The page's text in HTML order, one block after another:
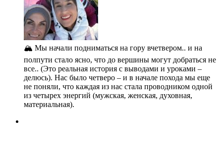
🏔️ Мы начали подниматься на гору вчетвером.. и на
полпути стало ясно, что до вершины могут добраться не
все.. (Это реальная история с выводами и уроками –
делюсь). Нас было четверо – и в начале похода мы еще
не поняли, что каждая из нас стала проводником одной
из четырех энергий (мужская, женская, духовная,
материальная).